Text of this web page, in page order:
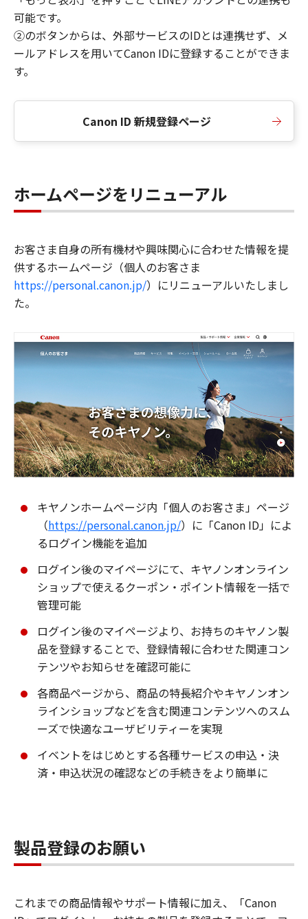
可能です。
②のボタンからは、外部サービスのIDとは連携せず、メ
ールアドレスを用いてCanon IDに登録することができま
す。
Canon ID 新規登録ページ
ホームページをリニューアル
お客さま自身の所有機材や興味関心に合わせた情報を提
供するホームページ（個人のお客さま
https://personal.canon.jp/）にリニューアルいたしまし
た。
キヤノンホームページ内「個人のお客さま」ページ
（https://personal.canon.jp/）に「Canon ID」によ
るログイン機能を追加
ログイン後のマイページにて、キヤノンオンライン
ショップで使えるクーポン・ポイント情報を一括で
管理可能
ログイン後のマイページより、お持ちのキヤノン製
品を登録することで、登録情報に合わせた関連コン
テンツやお知らせを確認可能に
各商品ページから、商品の特長紹介やキヤノンオン
ラインショップなどを含む関連コンテンツへのスム
ーズで快適なユーザビリティーを実現
イベントをはじめとする各種サービスの申込・決
済・申込状況の確認などの手続きをより簡単に
製品登録のお願い
これまでの商品情報やサポート情報に加え、「Canon